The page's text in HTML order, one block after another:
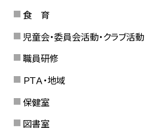
食 育
児童会・委員会活動・クラブ活動
職員研修
ＰＴＡ・地域
保健室
図書室